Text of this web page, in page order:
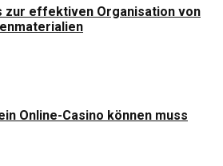
zur effektiven Organisation von
Online-Casino können muss